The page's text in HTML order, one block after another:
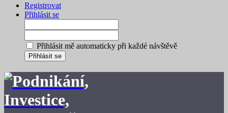
Registrovat
Přihlásit se
Přihlásit mě automaticky při každé návštěvě